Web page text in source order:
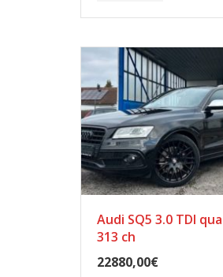
Audi SQ5 3.0 TDI
313 ch
22880,00€